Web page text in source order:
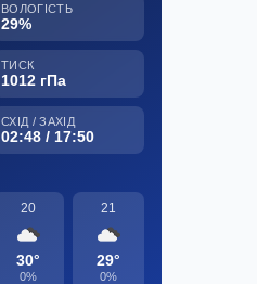
ВОЛОГІСТЬ
29%
ТИСК
1012 гПа
СХІД / ЗАХІД
02:48 / 17:50
20
30°
0%
21
29°
0%